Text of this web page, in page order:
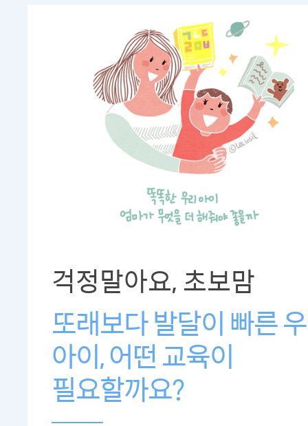
걱정말아요, 초보맘
또래보다 발달이 빠른
아이, 어떤 교육이
필요할까요?